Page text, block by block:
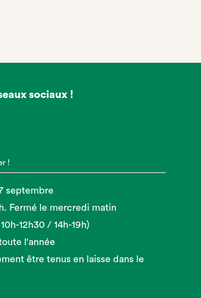
sociaux !
!
septembre
Fermé le mercredi matin
12h30 / 14h-19h)
l'année
être tenus en laisse dans le